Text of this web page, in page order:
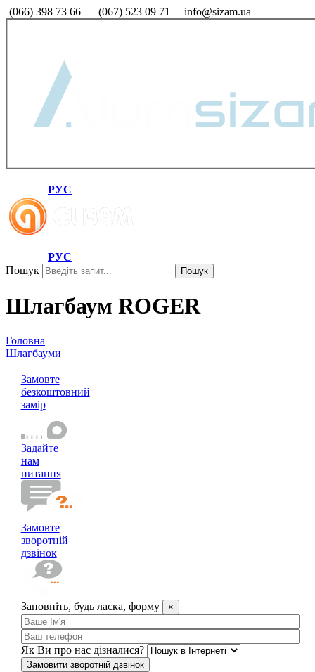
(066) 398 73 66 (067) 523 09 71 info@sizam.ua
РУС
РУС
Пошук
Пошук
Шлагбаум ROGER
Головна
Шлагбауми
Замовте
безкоштовний
замір
Задайте
нам
питання
Замовте
зворотній
дзвінок
Заповніть, будь ласка, форму ×
Як Ви про нас дізналися?
Замовити зворотній дзвінок